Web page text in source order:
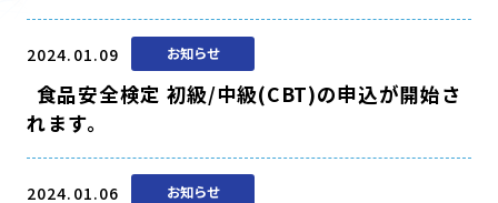
2024.01.09 お知らせ
食品安全検定 初級/中級(CBT)の申込が開始さ
れます。
2024.01.06 お知らせ